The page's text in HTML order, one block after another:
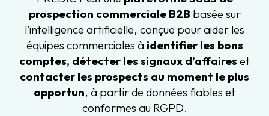
prospection commerciale B2B basée sur
l’intelligence artificielle, conçue pour aider les
équipes commerciales à identifier les bons
comptes, détecter les signaux d’affaires et
contacter les prospects au moment le plus
opportun, à partir de données fiables et
conformes au RGPD.